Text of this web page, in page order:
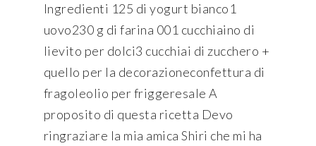
Ingredienti 125 di yogurt bianco1
uovo230 g di farina 001 cucchiaino di
lievito per dolci3 cucchiai di zucchero +
quello per la decorazioneconfettura di
fragoleolio per friggeresale A
proposito di questa ricetta Devo
ringraziare la mia amica Shiri che mi ha